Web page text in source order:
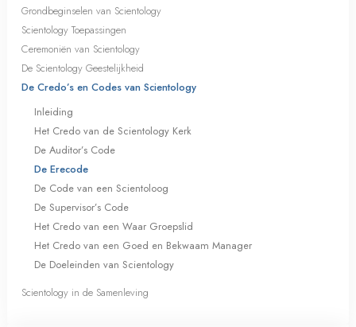
Grondbeginselen van Scientology
Scientology Toepassingen
Ceremoniën van Scientology
De Scientology Geestelijkheid
De Credo’s en Codes van Scientology
Inleiding
Het Credo van de Scientology Kerk
De Auditor’s Code
De Erecode
De Code van een Scientoloog
De Supervisor’s Code
Het Credo van een Waar Groepslid
Het Credo van een Goed en Bekwaam Manager
De Doeleinden van Scientology
Scientology in de Samenleving